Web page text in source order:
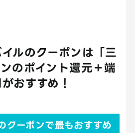
ルのクーポンは「三
のポイント還元＋端
おすすめ！
クーポンで最もおすすめ